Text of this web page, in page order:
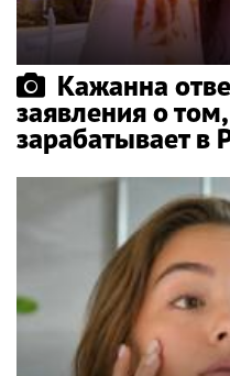
Кажанна
заявления о
зарабатывает в